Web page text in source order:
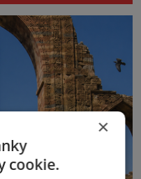
×
cookie.